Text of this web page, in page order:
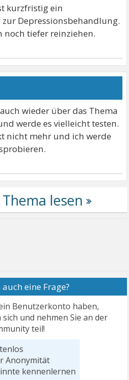
kurzfristig ein
Depressionsbehandlung.
noch tiefer reinziehen.
wieder über das Thema
werde es vielleicht testen.
nicht mehr und ich werde
eine Frage?
Benutzerkonto haben,
sich und nehmen Sie an der
teil!
Anonymität
kennenlernen